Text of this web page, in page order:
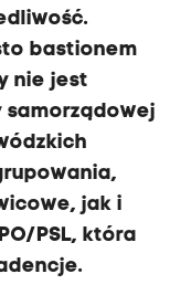
bastionem
nie jest
samorządowej
jak i
PSL, która